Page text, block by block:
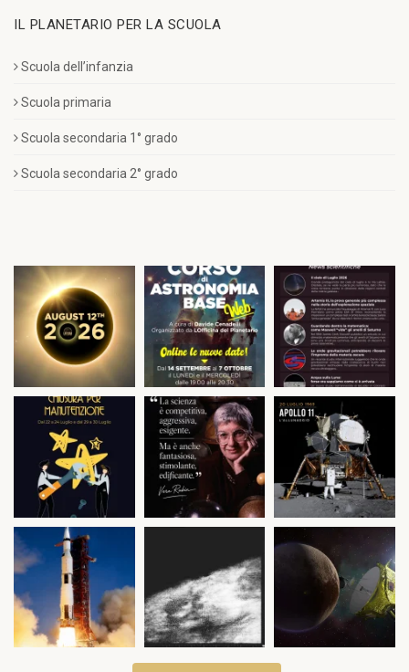
IL PLANETARIO PER LA SCUOLA
Scuola dell’infanzia
Scuola primaria
Scuola secondaria 1° grado
Scuola secondaria 2° grado